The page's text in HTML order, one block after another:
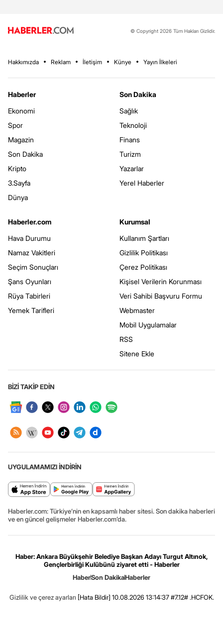
© Copyright 2026 Tüm Hakları Gizlidir.
Hakkımızda Reklam İletişim Künye Yayın İlkeleri
Haberler
Ekonomi
Spor
Magazin
Son Dakika
Kripto
3.Sayfa
Dünya
Son Dakika
Sağlık
Teknoloji
Finans
Turizm
Yazarlar
Yerel Haberler
Haberler.com
Hava Durumu
Namaz Vakitleri
Seçim Sonuçları
Şans Oyunları
Rüya Tabirleri
Yemek Tarifleri
Kurumsal
Kullanım Şartları
Gizlilik Politikası
Çerez Politikası
Kişisel Verilerin Korunması
Veri Sahibi Başvuru Formu
Webmaster
Mobil Uygulamalar
RSS
Sitene Ekle
BİZİ TAKİP EDİN
UYGULAMAMIZI İNDİRİN
Haberler.com: Türkiye’nin en kapsamlı haber sitesi. Son dakika haberleri
ve en güncel gelişmeler Haberler.com’da.
Haber: Ankara Büyükşehir Belediye Başkan Adayı Turgut Altınok,
Gençlerbirliği Kulübünü ziyaret etti - Haberler
HaberSon DakikaHaberler
Gizlilik ve çerez ayarları [Hata Bildir] 10.08.2026 13:14:37 #7.12# .HCFOK.